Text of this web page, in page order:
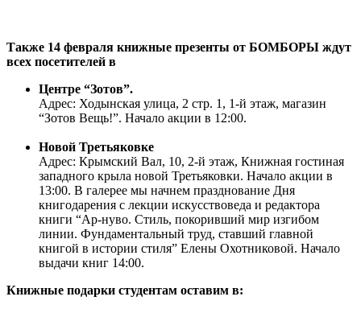
Также 14 февраля книжные презенты от БОМБОРЫ ждут
всех посетителей в
Центре “Зотов”.
Адрес: Ходынская улица, 2 стр. 1, 1-й этаж, магазин
“Зотов Вещь!”. Начало акции в 12:00.
Новой Третьяковке
Адрес: Крымский Вал, 10, 2-й этаж, Книжная гостиная
западного крыла новой Третьяковки. Начало акции в
13:00. В галерее мы начнем празднование Дня
книгодарения с лекции искусствоведа и редактора
книги “Ар-нуво. Стиль, покоривший мир изгибом
линии. Фундаментальный труд, ставший главной
книгой в истории стиля” Елены Охотниковой. Начало
выдачи книг 14:00.
Книжные подарки студентам оставим в: